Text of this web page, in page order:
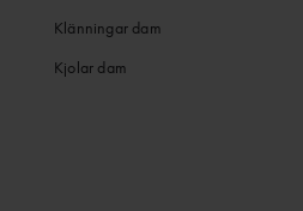
Klänningar dam
Kjolar dam